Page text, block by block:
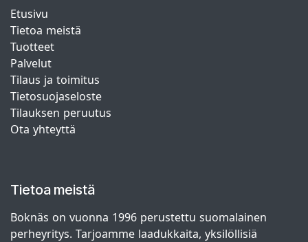
Etusivu
Tietoa meistä
Tuotteet
Palvelut
Tilaus ja toimitus
Tietosuojaseloste
Tilauksen peruutus
Ota yhteyttä
Tietoa meistä
Boknäs on vuonna 1996 perustettu suomalainen
perheyritys. Tarjoamme laadukkaita, yksilöllisiä